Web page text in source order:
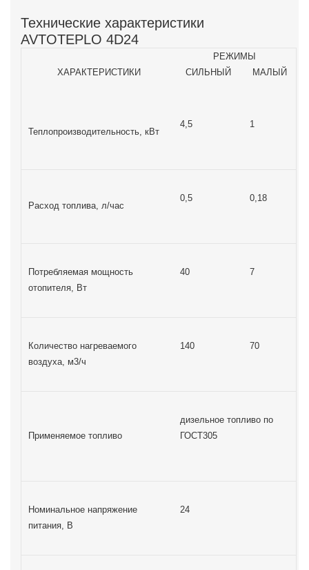
Технические характеристики
AVTOTEPLO 4D24
РЕЖИМЫ
ХАРАКТЕРИСТИКИ
СИЛЬНЫЙ МАЛЫЙ
Теплопроизводительность, кВт
4,5 1
Расход топлива, л/час
0,5 0,18
Потребляемая мощность
отопителя, Вт
40 7
Количество нагреваемого
воздуха, м3/ч
140 70
Применяемое топливо
дизельное топливо по
ГОСТ305
Номинальное напряжение
питания, В
24